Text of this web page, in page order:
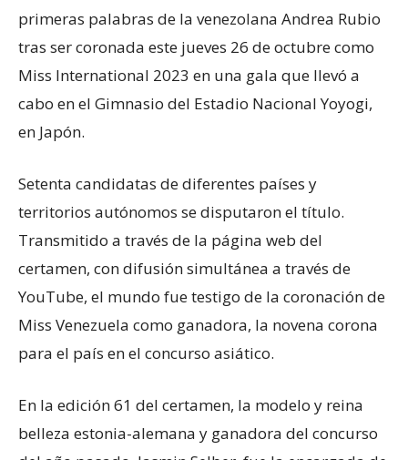
primeras palabras de la venezolana Andrea Rubio
tras ser coronada este jueves 26 de octubre como
Miss International 2023 en una gala que llevó a
cabo en el Gimnasio del Estadio Nacional Yoyogi,
en Japón.
Setenta candidatas de diferentes países y
territorios autónomos se disputaron el título.
Transmitido a través de la página web del
certamen, con difusión simultánea a través de
YouTube, el mundo fue testigo de la coronación de
Miss Venezuela como ganadora, la novena corona
para el país en el concurso asiático.
En la edición 61 del certamen, la modelo y reina
belleza estonia-alemana y ganadora del concurso